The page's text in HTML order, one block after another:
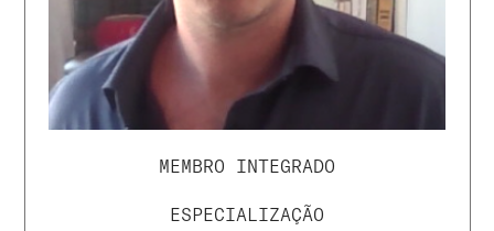
MEMBRO INTEGRADO
ESPECIALIZAÇÃO